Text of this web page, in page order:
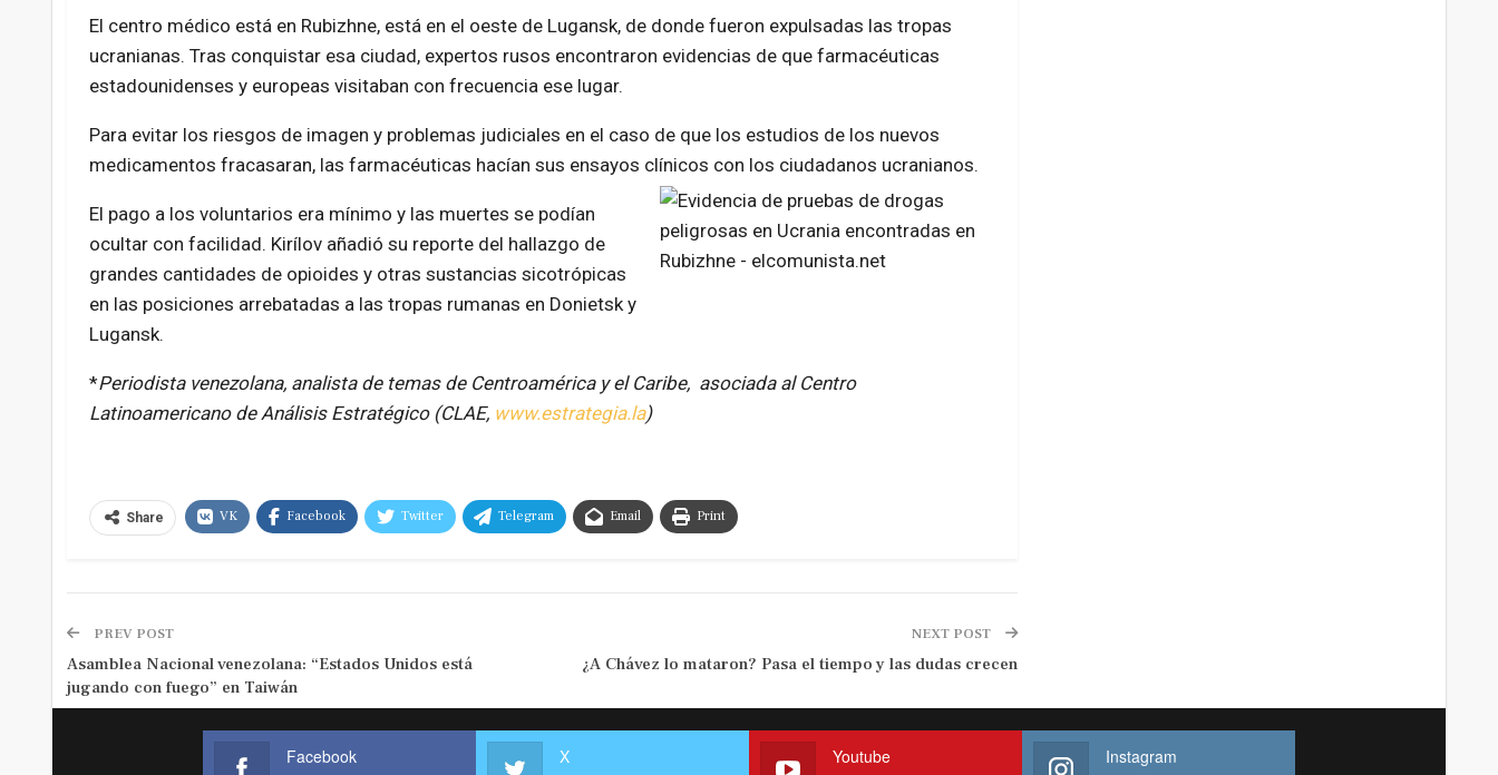
El centro médico está en Rubizhne, está en el oeste de Lugansk, de donde fueron expulsadas las tropas
ucranianas. Tras conquistar esa ciudad, expertos rusos encontraron evidencias de que farmacéuticas
estadounidenses y europeas visitaban con frecuencia ese lugar.
Para evitar los riesgos de imagen y problemas judiciales en el caso de que los estudios de los nuevos
medicamentos fracasaran, las farmacéuticas hacían sus ensayos clínicos con los ciudadanos ucranianos.
El pago a los voluntarios era mínimo y las muertes se podían
ocultar con facilidad. Kirílov añadió su reporte del hallazgo de
grandes cantidades de opioides y otras sustancias sicotrópicas
en las posiciones arrebatadas a las tropas rumanas en Donietsk y
Lugansk.
*Periodista venezolana, analista de temas de Centroamérica y el Caribe, asociada al Centro
Latinoamericano de Análisis Estratégico (CLAE, www.estrategia.la)
Share VK Facebook Twitter Telegram Email Print
PREV POST
Asamblea Nacional venezolana: “Estados Unidos está
jugando con fuego” en Taiwán
NEXT POST
¿A Chávez lo mataron? Pasa el tiempo y las dudas crecen
Facebook X Youtube Instagram